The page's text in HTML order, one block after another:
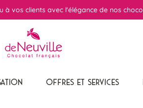
vos clients avec l'élégance de nos
OFFRES ET SERVICES